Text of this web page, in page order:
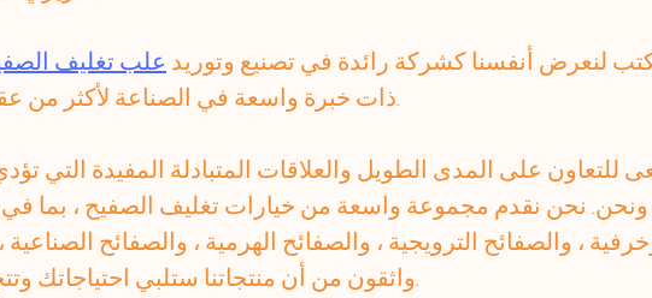
لنعرض أنفسنا كشركة رائدة في تصنيع وتوريدعلب تغليف
ذات خبرة واسعة في الصناعة لأكثر من عقد من الزمان.
، كنا نسعى للتعاون على المدى الطويل والعلاقات المتبادلة المفيدة
ونحن. نحن نقدم مجموعة واسعة من خيارات تغليف الصفيح ، بما
، والصفائح الترويجية ، والصفائح الهرمية ، والصفائح الصناعية
واثقون من أن منتجاتنا ستلبي احتياجاتك وتتجاوز توقعاتك.